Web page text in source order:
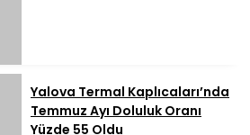
Yalova Termal Kaplıcaları’nda
Temmuz Ayı Doluluk Oranı
Yüzde 55 Oldu